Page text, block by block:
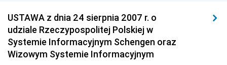
USTAWA z dnia 24 sierpnia 2007 r. o
udziale Rzeczypospolitej Polskiej w
Systemie Informacyjnym Schengen oraz
Wizowym Systemie Informacyjnym